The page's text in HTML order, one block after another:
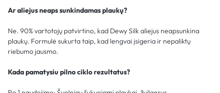
Ar aliejus neaps sunkindamas plaukų?
Ne. 90% vartotojų patvirtino, kad Dewy Silk aliejus neapsunkina
plaukų. Formulė sukurta taip, kad lengvai įsigeria ir nepaliktų
riebumo jausmo.
Kada pamatysiu pilno ciklo rezultatus?